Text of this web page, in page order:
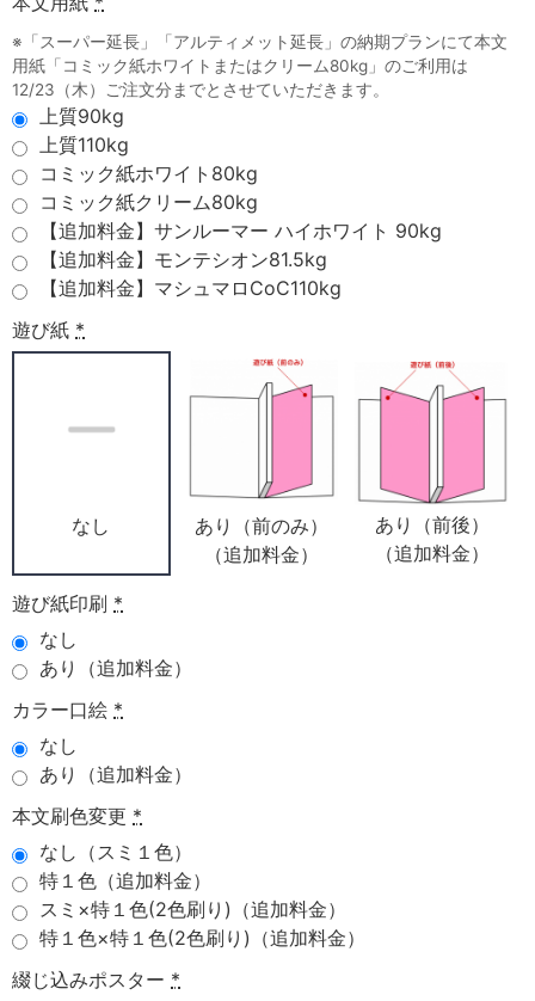
※「スーパー延長」「アルティメット延長」の納期プランにて本文
用紙「コミック紙ホワイトまたはクリーム80kg」のご利用は
12/23（木）ご注文分までとさせていただきます。
上質90kg
上質110kg
コミック紙ホワイト80kg
コミック紙クリーム80kg
【追加料金】サンルーマー ハイホワイト 90kg
【追加料金】モンテシオン81.5kg
【追加料金】マシュマロCoC110kg
遊び紙 *
なし
あり（前のみ）
（追加料金）
あり（前後）
（追加料金）
遊び紙印刷 *
なし
あり（追加料金）
カラー口絵 *
なし
あり（追加料金）
本文刷色変更 *
なし（スミ１色）
特１色（追加料金）
スミ×特１色(2色刷り)（追加料金）
特１色×特１色(2色刷り)（追加料金）
綴じ込みポスター *